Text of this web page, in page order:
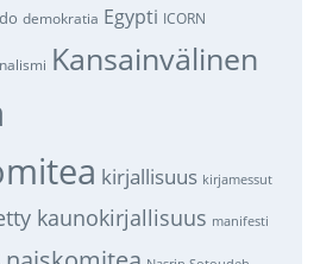
demokratia Egypti ICORN
Kansainvälinen
kirjallisuus kirjamessut
kaunokirjallisuus manifesti